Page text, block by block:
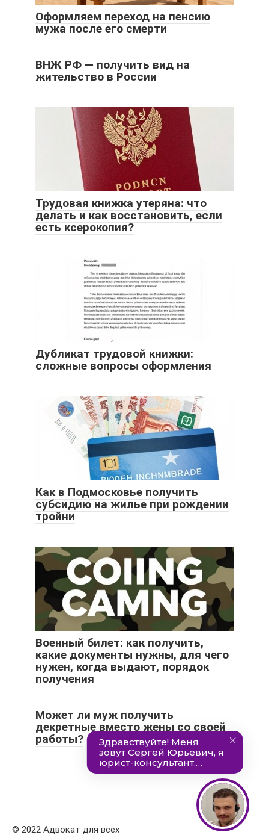
Оформляем переход на пенсию
мужа после его смерти
ВНЖ РФ — получить вид на
жительство в России
Трудовая книжка утеряна: что
делать и как восстановить, если
есть ксерокопия?
Дубликат трудовой книжки:
сложные вопросы оформления
Как в Подмосковье получить
субсидию на жилье при рождении
тройни
Военный билет: как получить,
какие документы нужны, для чего
нужен, когда выдают, порядок
получения
Может ли муж получить
декретные вместо жены со своей
работы?
© 2022 Адвокат для всех